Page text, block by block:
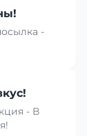
-
- В